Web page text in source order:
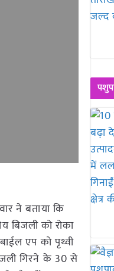
ने बताया कि
बिजली को रोका
एप को पृथ्वी
गिरने के 30 से